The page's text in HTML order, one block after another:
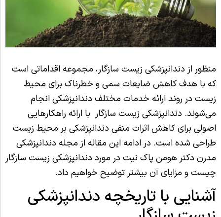
منظور از دندانپزشکی زیست سازگار، مجموعه اقداماتی است
که با هدف کاهش ضایعات سمی و خطرناک برای محیط
زیست در روند ارائه خدمات مختلف دندانپزشکی انجام
می‌شوند. دندانپزشکی زیست سازگار با ارائه راهکارهایی
اصولی برای کاهش اثرات منفی دندانپزشکی بر محیط زیست
طراحی شده است. در ادامه این مقاله از مجله دندانپزشکی
مدرن دکتر هومن پاک نیت در مورد دندانپزشکی زیست سازگار
چیست و مزایای آن بیشتر توضیح خواهیم داد.
آشنایی با تاریخچه دندانپزشکی